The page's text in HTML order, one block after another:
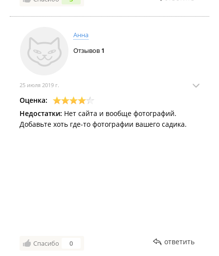
Анна
Отзывов 1
25 июля 2019 г.
Оценка:
Недостатки: Нет сайта и вообще фотографий.
Добавьте хоть где-то фотографии вашего садика.
Спасибо 0 ответить